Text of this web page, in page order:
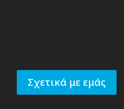
Σχετικά με εμάς